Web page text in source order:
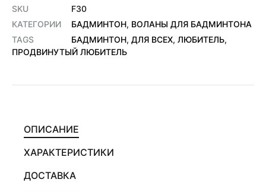
SKU
F30
КАТЕГОРИИ
БАДМИНТОН, ВОЛАНЫ ДЛЯ БАДМИНТОНА
TAGS
БАДМИНТОН, ДЛЯ ВСЕХ, ЛЮБИТЕЛЬ,
ПРОДВИНУТЫЙ ЛЮБИТЕЛЬ
ОПИСАНИЕ
ХАРАКТЕРИСТИКИ
ДОСТАВКА